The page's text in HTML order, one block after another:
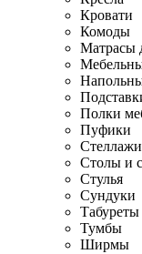
Кровати
Комоды
Матрасы
Полки
Пуфики
Столы и
Стулья
Сундуки
Табуреты
Тумбы
Ширмы